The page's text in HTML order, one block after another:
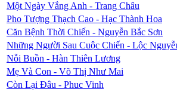
Một Ngày Vắng Anh - Trang Châu
Pho Tượng Thạch Cao - Hạc Thành Hoa
Căn Bệnh Thời Chiến - Nguyễn Bắc Sơn
Những Người Sau Cuộc Chiến - Lộc
Nỗi Buồn - Hàn Thiên Lương
Mẹ Và Con - Võ Thị Như Mai
Còn Lại Đâu - Phuc Vinh